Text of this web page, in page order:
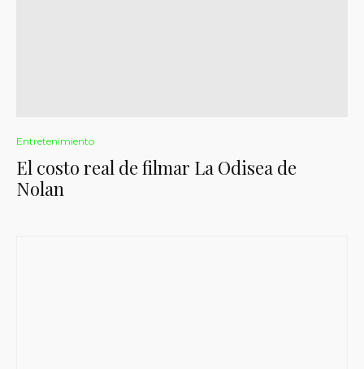
Entretenimiento
El costo real de filmar La Odisea de
Nolan